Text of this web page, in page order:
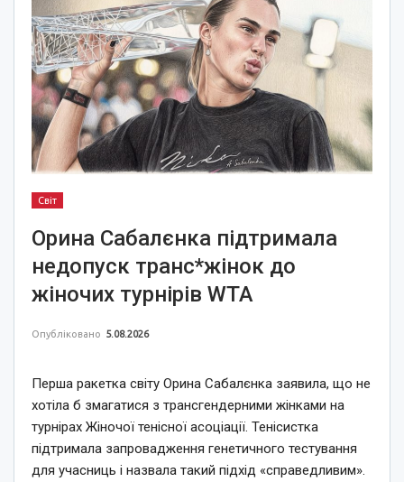
Світ
Орина Сабалєнка підтримала
недопуск транс*жінок до
жіночих турнірів WTA
Опубліковано 5.08.2026
Перша ракетка світу Орина Сабалєнка заявила, що не
хотіла б змагатися з трансгендерними жінками на
турнірах Жіночої тенісної асоціації. Тенісистка
підтримала запровадження генетичного тестування
для учасниць і назвала такий підхід «справедливим».